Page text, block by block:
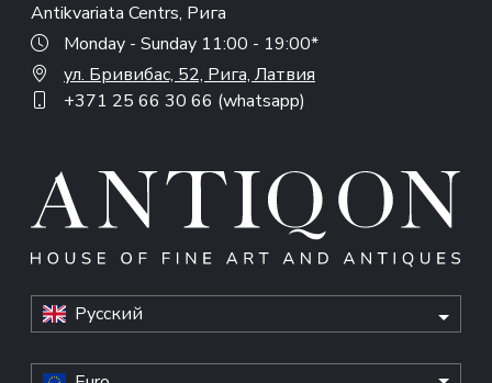
Antikvariata Centrs, Рига
Monday - Sunday 11:00 - 19:00*
ул. Бривибас, 52, Рига, Латвия
+371 25 66 30 66 (whatsapp)
Русский